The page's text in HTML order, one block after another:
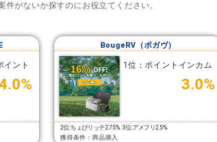
件がないか探すのにお役立てください。
イント
BougeRV（ボガヴ）
1位：ポイントインカム
3.0%
2位:ちょびリッチ2.75% 3位:アメフリ2.5%
獲得条件：商品購入